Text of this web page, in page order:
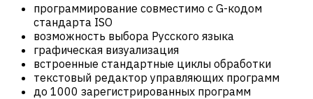
программирование совместимо с G-кодом
стандарта ISO
возможность выбора Русского языка
графическая визуализация
встроенные стандартные циклы обработки
текстовый редактор управляющих программ
до 1000 зарегистрированных программ